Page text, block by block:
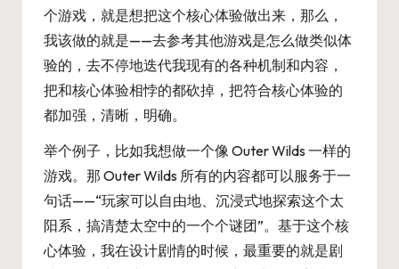
个游戏，就是想把这个核心体验做出来，那么，
我该做的就是——去参考其他游戏是怎么做类似体
验的，去不停地迭代我现有的各种机制和内容，
把和核心体验相悖的都砍掉，把符合核心体验的
都加强，清晰，明确。
举个例子，比如我想做一个像 Outer Wilds 一样的
游戏。那 Outer Wilds 所有的内容都可以服务于一
句话——“玩家可以自由地、沉浸式地探索这个太
阳系，搞清楚太空中的一个个谜团”。基于这个核
心体验，我在设计剧情的时候，最重要的就是剧